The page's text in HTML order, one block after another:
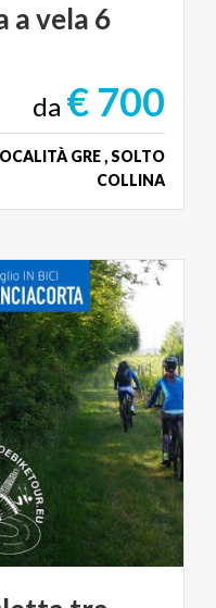
avela 6
da € 700
GRE , SOLTO
COLLINA